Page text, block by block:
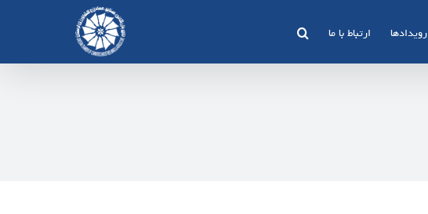
رویدادها ارتباط با ما